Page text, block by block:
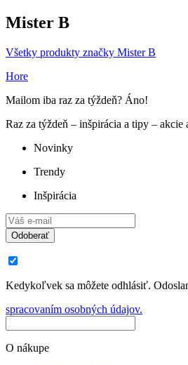
Mister B
Všetky produkty značky Mister B
Hore
Mailom iba raz za týždeň? Áno!
Raz za týždeň – inšpirácia a tipy – akcie
Novinky
Trendy
Inšpirácia
Odoberať
Kedykoľvek sa môžete odhlásiť.
spracovaním osobných údajov.
O nákupe